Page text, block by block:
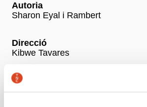
Autoria
Sharon Eyal i Rambert
Direcció
Kibwe Tavares
+ Ficha artística